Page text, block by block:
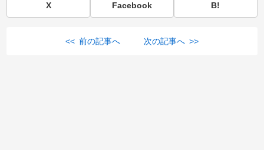
X Facebook B!
<< 前の記事へ 次の記事へ >>